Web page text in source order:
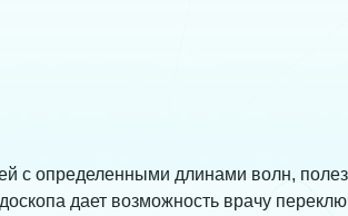
с определенными длинами волн,
дает возможность врачу